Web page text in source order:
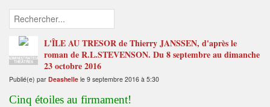
ADMINISTRATEUR
THÉÂTRES
L'ÎLE AU TRESOR de Thierry JANSSEN, d'après le
roman de R.L.STEVENSON. Du 8 septembre au dimanche
23 octobre 2016
Publié(e) par Deashelle le 9 septembre 2016 à 5:30
Cinq étoiles au firmament!